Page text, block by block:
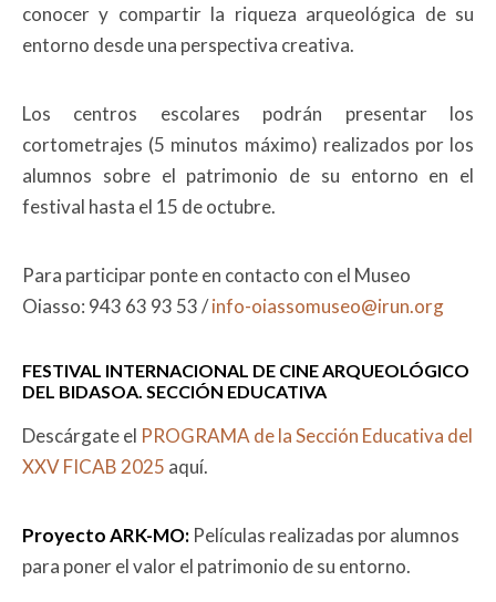
conocer y compartir la riqueza arqueológica de su
entorno desde una perspectiva creativa.
Los centros escolares podrán presentar los
cortometrajes (5 minutos máximo) realizados por los
alumnos sobre el patrimonio de su entorno en el
festival hasta el 15 de octubre.
Para participar ponte en contacto con el Museo
Oiasso: 943 63 93 53 /info-oiassomuseo@irun.org
FESTIVAL INTERNACIONAL DE CINE ARQUEOLÓGICO
DEL BIDASOA. SECCIÓN EDUCATIVA
Descárgate el PROGRAMA de la Sección Educativa del
XXV FICAB 2025 aquí.
Proyecto ARK-MO: Películas realizadas por alumnos
para poner el valor el patrimonio de su entorno.